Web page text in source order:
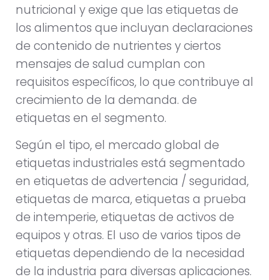
nutricional y exige que las etiquetas de
los alimentos que incluyan declaraciones
de contenido de nutrientes y ciertos
mensajes de salud cumplan con
requisitos específicos, lo que contribuye al
crecimiento de la demanda. de
etiquetas en el segmento.
Según el tipo, el mercado global de
etiquetas industriales está segmentado
en etiquetas de advertencia / seguridad,
etiquetas de marca, etiquetas a prueba
de intemperie, etiquetas de activos de
equipos y otras. El uso de varios tipos de
etiquetas dependiendo de la necesidad
de la industria para diversas aplicaciones.